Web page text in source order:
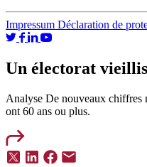
Impressum Déclaration de
Un électorat
Analyse De nouveaux chiffres
ont 60 ans ou plus.